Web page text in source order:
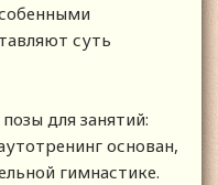
суть
для занятий:
основан,
гимнастике.